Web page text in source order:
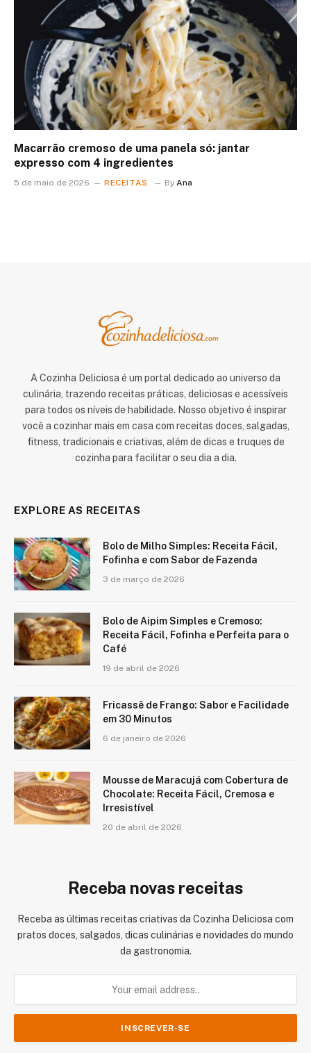
Macarrão cremoso de uma panela só: jantar
expresso com 4 ingredientes
5 de maio de 2026 RECEITAS By Ana
A Cozinha Deliciosa é um portal dedicado ao universo da
culinária, trazendo receitas práticas, deliciosas e acessíveis
para todos os níveis de habilidade. Nosso objetivo é inspirar
você a cozinhar mais em casa com receitas doces, salgadas,
fitness, tradicionais e criativas, além de dicas e truques de
cozinha para facilitar o seu dia a dia.
EXPLORE AS RECEITAS
Bolo de Milho Simples: Receita Fácil,
Fofinha e com Sabor de Fazenda
3 de março de 2026
Bolo de Aipim Simples e Cremoso:
Receita Fácil, Fofinha e Perfeita para o
Café
19 de abril de 2026
Fricassê de Frango: Sabor e Facilidade
em 30 Minutos
6 de janeiro de 2026
Mousse de Maracujá com Cobertura de
Chocolate: Receita Fácil, Cremosa e
Irresistível
20 de abril de 2026
Receba novas receitas
Receba as últimas receitas criativas da Cozinha Deliciosa com
pratos doces, salgados, dicas culinárias e novidades do mundo
da gastronomia.